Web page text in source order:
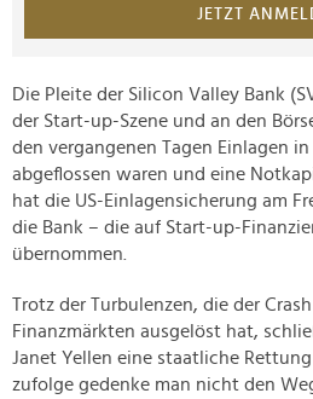
JETZT
Die Pleite der Silicon Valley Bank
der Start-up-Szene und an den
den vergangenen Tagen Einlagen
abgeflossen waren und eine
hat die US-Einlagensicherung am
die Bank – die auf Start-up-
übernommen.
Trotz der Turbulenzen, die der
Finanzmärkten ausgelöst hat,
Janet Yellen eine staatliche Rettung
zufolge gedenke man nicht den